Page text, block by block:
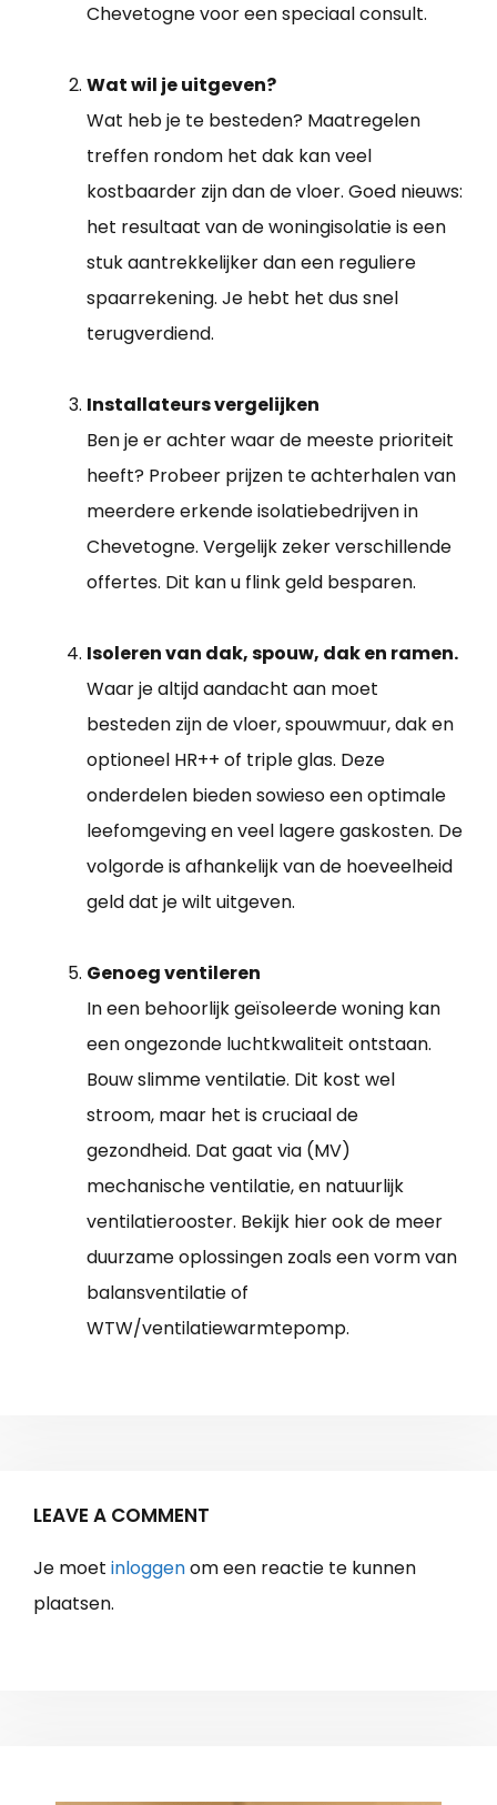
Chevetogne voor een speciaal consult.
Wat wil je uitgeven?
Wat heb je te besteden? Maatregelen
treffen rondom het dak kan veel
kostbaarder zijn dan de vloer. Goed nieuws:
het resultaat van de woningisolatie is een
stuk aantrekkelijker dan een reguliere
spaarrekening. Je hebt het dus snel
terugverdiend.
Installateurs vergelijken
Ben je er achter waar de meeste prioriteit
heeft? Probeer prijzen te achterhalen van
meerdere erkende isolatiebedrijven in
Chevetogne. Vergelijk zeker verschillende
offertes. Dit kan u flink geld besparen.
Isoleren van dak, spouw, dak en ramen.
Waar je altijd aandacht aan moet
besteden zijn de vloer, spouwmuur, dak en
optioneel HR++ of triple glas. Deze
onderdelen bieden sowieso een optimale
leefomgeving en veel lagere gaskosten. De
volgorde is afhankelijk van de hoeveelheid
geld dat je wilt uitgeven.
Genoeg ventileren
In een behoorlijk geïsoleerde woning kan
een ongezonde luchtkwaliteit ontstaan.
Bouw slimme ventilatie. Dit kost wel
stroom, maar het is cruciaal de
gezondheid. Dat gaat via (MV)
mechanische ventilatie, en natuurlijk
ventilatierooster. Bekijk hier ook de meer
duurzame oplossingen zoals een vorm van
balansventilatie of
WTW/ventilatiewarmtepomp.
LEAVE A COMMENT
Je moet inloggenom een reactie te kunnen
plaatsen.